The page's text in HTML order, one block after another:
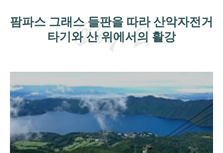
팜파스 그래스 들판을 따라 산악자전거
타기와 산 위에서의 활강